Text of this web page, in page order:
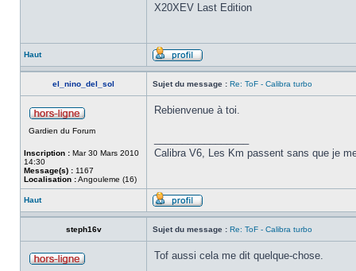
X20XEV Last Edition
Haut
el_nino_del_sol Sujet du message : Re: ToF - Calibra turbo
Gardien du Forum
Inscription : Mar 30 Mars 2010
14:30
Message(s) : 1167
Localisation :Angouleme (16)
Rebienvenue à toi.
Calibra V6, Les Km passent sans que je
Haut
steph16v Sujet du message : Re: ToF - Calibra turbo
Tof aussi cela me dit quelque-chose.